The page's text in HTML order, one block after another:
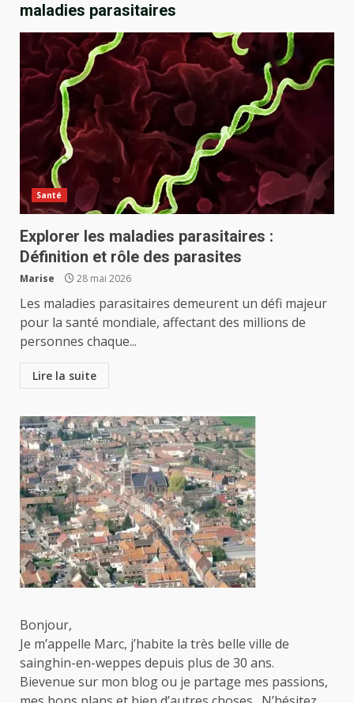
maladies parasitaires
Santé
Explorer les maladies parasitaires :
Définition et rôle des parasites
Marise 28 mai 2026
Les maladies parasitaires demeurent un défi majeur
pour la santé mondiale, affectant des millions de
personnes chaque...
Lire la suite
Bonjour,
Je m’appelle Marc, j’habite la très belle ville de
sainghin-en-weppes depuis plus de 30 ans.
Bievenue sur mon blog ou je partage mes passions,